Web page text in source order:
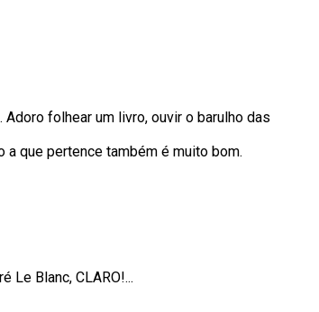
folhear um livro, ouvir o barulho das
a que pertence também é muito bom.
Le Blanc, CLARO!...